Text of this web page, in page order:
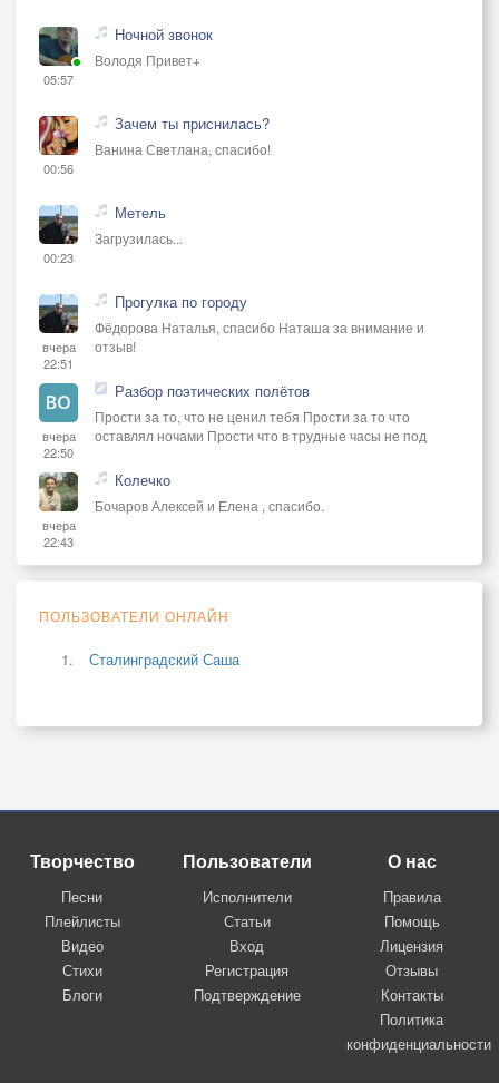
05:57
Ночной звонок
Володя Привет+
00:56
Зачем ты приснилась?
Ванина Светлана, спасибо!
00:23
Метель
Загрузилась...
вчера
22:51
Прогулка по городу
Фёдорова Наталья, спасибо Наташа за внимание и
отзыв!
вчера
22:50
Разбор поэтических полётов
Прости за то, что не ценил тебя Прости за то что
оставлял ночами Прости что в трудные часы не под
вчера
22:43
Колечко
Бочаров Алексей и Елена , спасибо.
ПОЛЬЗОВАТЕЛИ ОНЛАЙН
Сталинградский Саша
Творчество
Песни
Плейлисты
Видео
Стихи
Блоги
Пользователи
Исполнители
Статьи
Вход
Регистрация
Подтверждение
О нас
Правила
Помощь
Лицензия
Отзывы
Контакты
Политика
конфиденциальности